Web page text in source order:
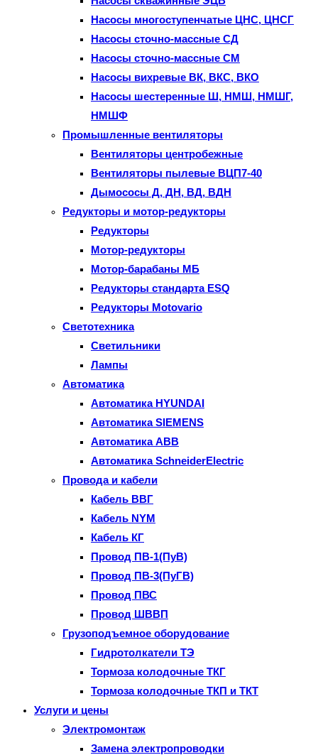
Насосы многоступенчатые ЦНС, ЦНСГ
Насосы сточно-массные СД
Насосы сточно-массные СМ
Насосы вихревые ВК, ВКС, ВКО
Насосы шестеренные Ш, НМШ, НМШГ,
НМШФ
Промышленные вентиляторы
Вентиляторы центробежные
Вентиляторы пылевые ВЦП7-40
Дымососы Д, ДН, ВД, ВДН
Редукторы и мотор-редукторы
Редукторы
Мотор-редукторы
Мотор-барабаны МБ
Редукторы стандарта ESQ
Редукторы Motovario
Светотехника
Светильники
Лампы
Автоматика
Автоматика HYUNDAI
Автоматика SIEMENS
Автоматика ABB
Автоматика SchneiderElectric
Провода и кабели
Кабель ВВГ
Кабель NYM
Кабель КГ
Провод ПВ-1(ПуВ)
Провод ПВ-3(ПуГВ)
Провод ПВС
Провод ШВВП
Грузоподъемное оборудование
Гидротолкатели ТЭ
Тормоза колодочные ТКГ
Тормоза колодочные ТКП и ТКТ
Услуги и цены
Электромонтаж
Замена электропроводки